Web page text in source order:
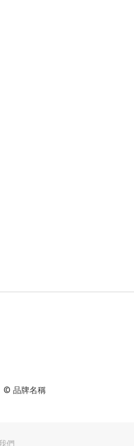
© 品牌名稱
們